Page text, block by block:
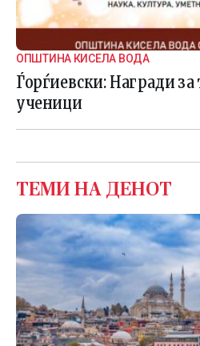
ОПШТИНА КИСЕЛА ВОДА
Ѓорѓиевски: Награди
ученици
ТЕМИ НА ДЕНОТ